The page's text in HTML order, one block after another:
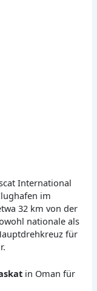
International
im
32 km von der
nationale als
für
in Oman für